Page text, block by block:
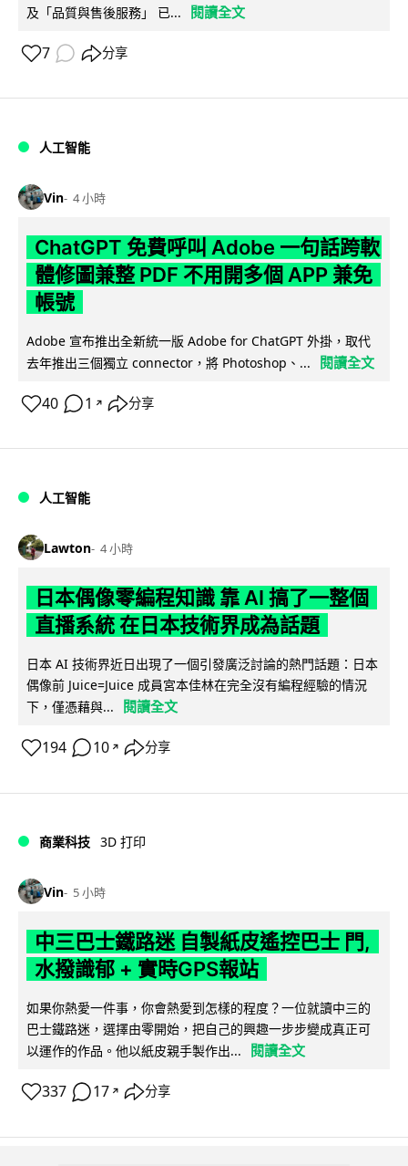
及「品質與售後服務」 已... 閱讀全文
7 分享
人工智能
Vin 4 小時
ChatGPT 免費呼叫 Adobe 一句話跨軟
體修圖兼整 PDF 不用開多個 APP 兼免
帳號
Adobe 宣布推出全新統一版 Adobe for ChatGPT 外掛，取代
去年推出三個獨立 connector，將 Photoshop、...
閱讀全文
40 1 ↗ 分享
人工智能
Lawton 4 小時
日本偶像零編程知識 靠 AI 搞了一整個
直播系統 在日本技術界成為話題
日本 AI 技術界近日出現了一個引發廣泛討論的熱門話題：日本
偶像前 Juice=Juice 成員宮本佳林在完全沒有編程經驗的情況
下，僅憑藉與...
閱讀全文
194 10 ↗ 分享
商業科技 3D 打印
Vin 5 小時
中三巴士鐵路迷 自製紙皮遙控巴士 門,
水撥識郁 + 實時GPS報站
如果你熱愛一件事，你會熱愛到怎樣的程度？一位就讀中三的
巴士鐵路迷，選擇由零開始，把自己的興趣一步步變成真正可
以運作的作品。他以紙皮親手製作出...
閱讀全文
337 17 ↗ 分享